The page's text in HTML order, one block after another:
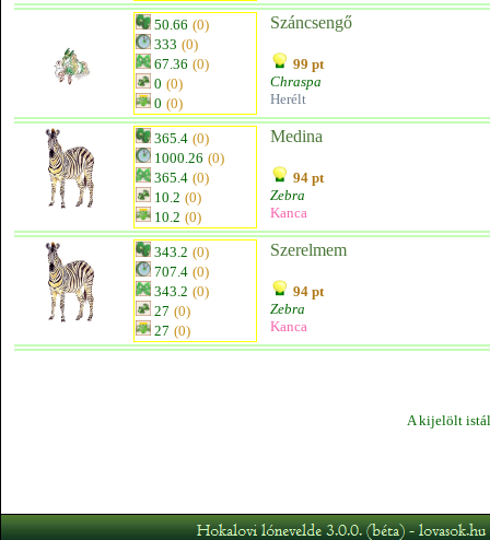
50.66 (0)
333 (0)
67.36 (0)
0 (0)
0 (0)
Száncsengő
99 pt
Chraspa
Herélt
365.4 (0)
1000.26 (0)
365.4 (0)
10.2 (0)
10.2 (0)
Medina
94 pt
Zebra
Kanca
343.2 (0)
707.4 (0)
343.2 (0)
27 (0)
27 (0)
Szerelmem
94 pt
Zebra
Kanca
A kijelölt